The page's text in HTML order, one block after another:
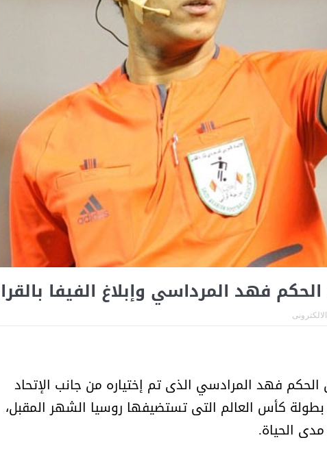
فهد المرداسي وإبلاغ الفيفا
الحكم فهد المرادسي الذى تم إختياره من جانب الإتحاد
بطولة كأس العالم التى تستضيفها روسيا الشهر المقبل،
الحياة.
الأميرة (نجود بنت
أمل البنيان .. طبيبة فوق العادة .: